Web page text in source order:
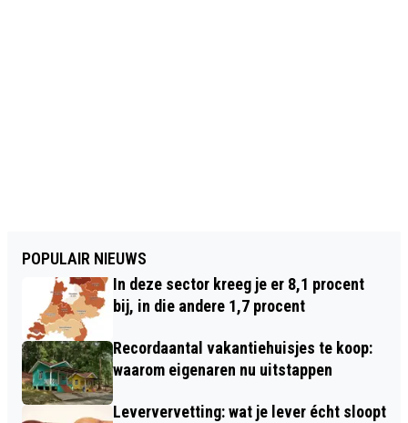
POPULAIR NIEUWS
In deze sector kreeg je er 8,1 procent
bij, in die andere 1,7 procent
Recordaantal vakantiehuisjes te koop:
waarom eigenaren nu uitstappen
Leververvetting: wat je lever écht sloopt